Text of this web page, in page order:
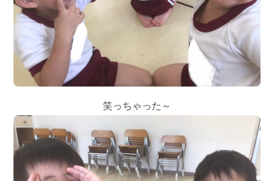
笑っちゃった～